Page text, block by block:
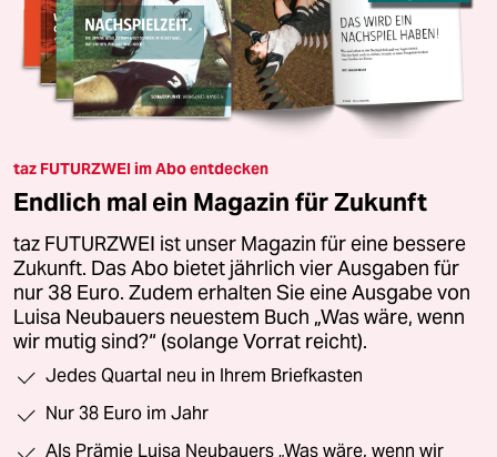
taz FUTURZWEI im Abo entdecken
Endlich mal ein Magazin für Zukunft
taz FUTURZWEI ist unser Magazin für eine bessere
Zukunft. Das Abo bietet jährlich vier Ausgaben für
nur 38 Euro. Zudem erhalten Sie eine Ausgabe von
Luisa Neubauers neuestem Buch „Was wäre, wenn
wir mutig sind?“ (solange Vorrat reicht).
Jedes Quartal neu in Ihrem Briefkasten
Nur 38 Euro im Jahr
Als Prämie Luisa Neubauers „Was wäre, wenn wir